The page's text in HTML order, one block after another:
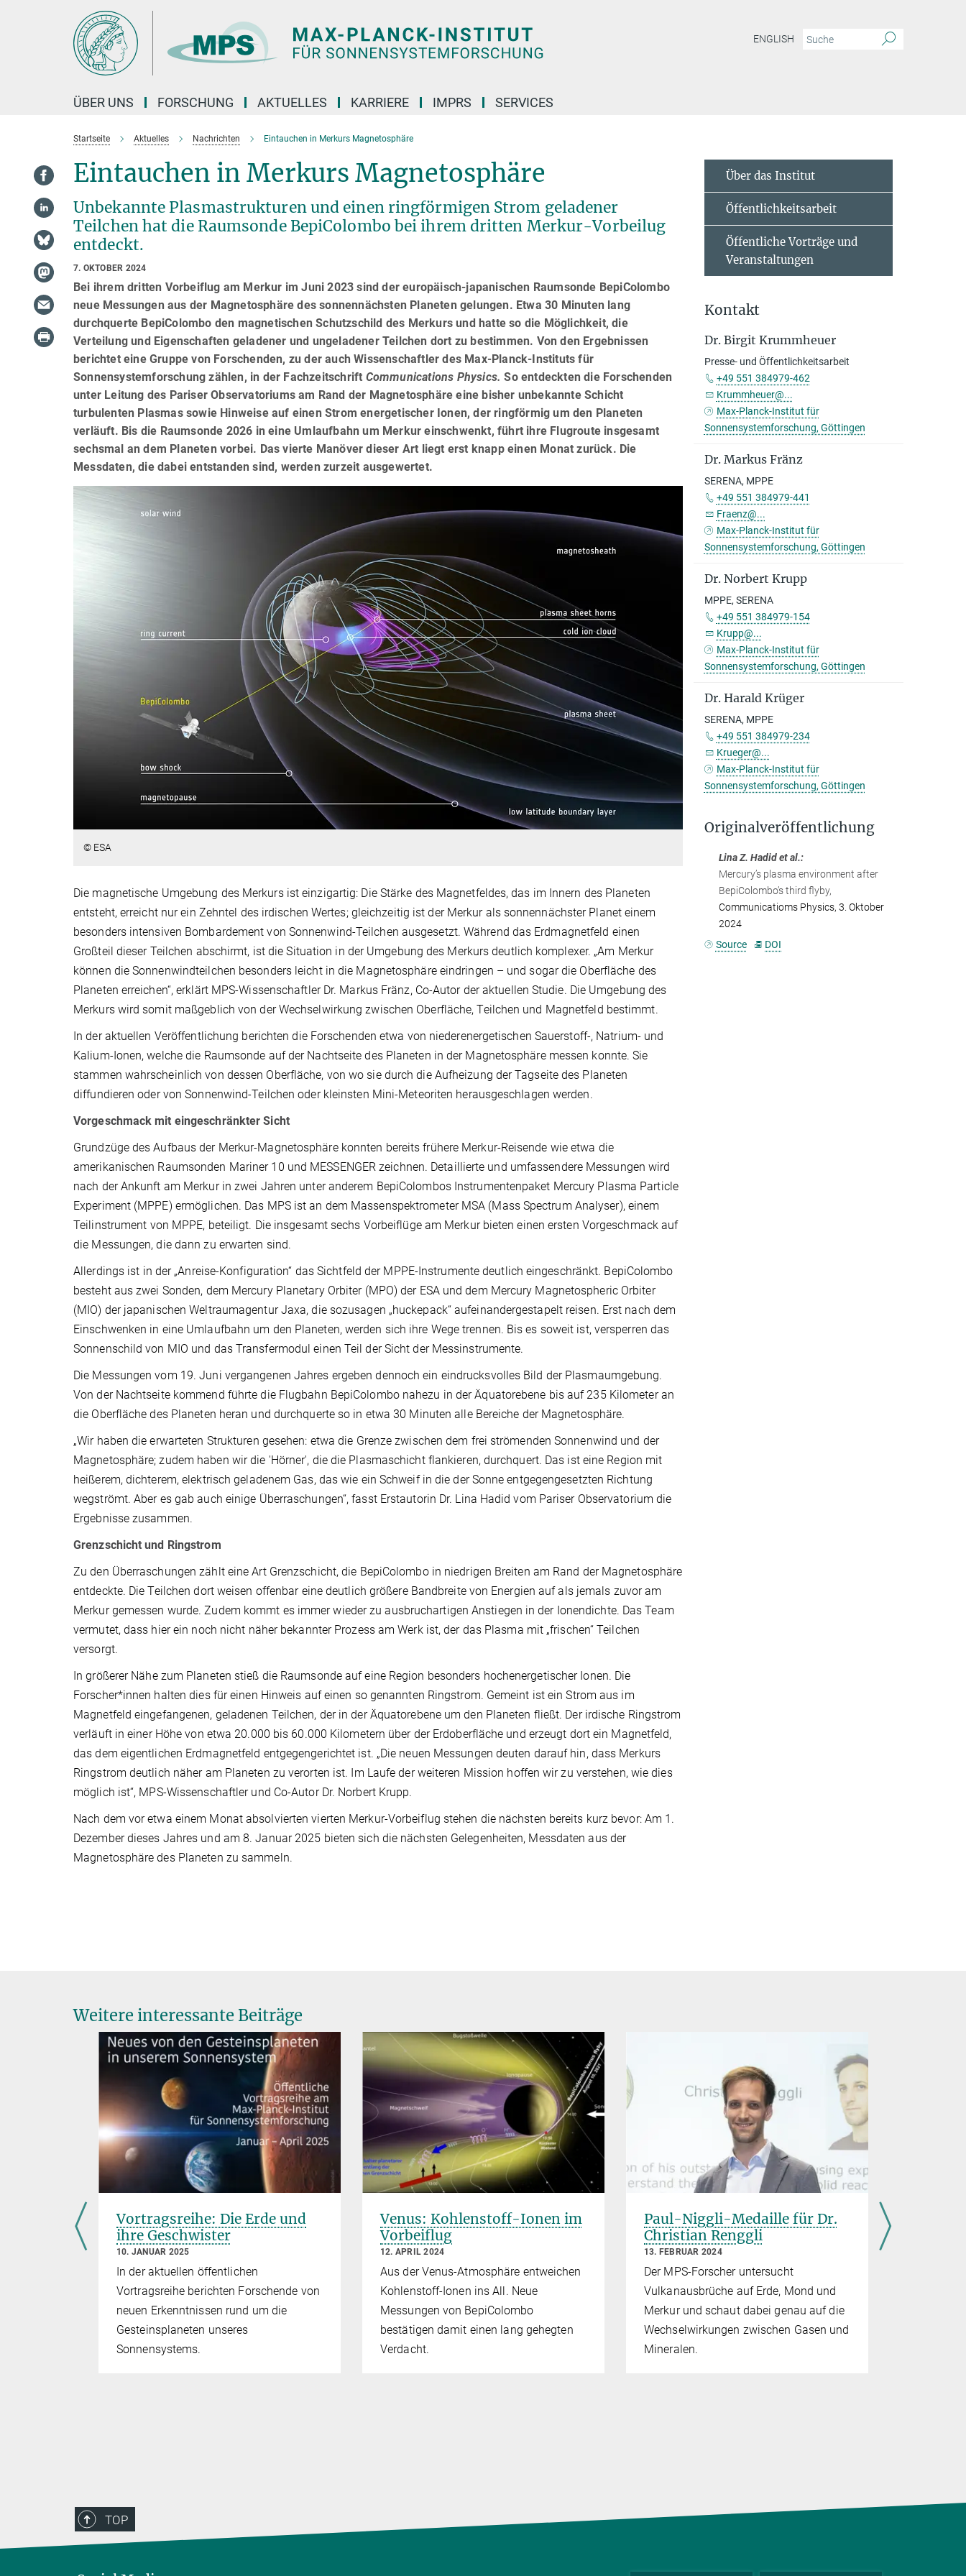
ENGLISH
ÜBER UNS FORSCHUNG AKTUELLES KARRIERE IMPRS SERVICES
Startseite Aktuelles Nachrichten Eintauchen in Merkurs Magnetosphäre
Eintauchen in Merkurs Magnetosphäre
Unbekannte Plasmastrukturen und einen ringförmigen Strom geladener
Teilchen hat die Raumsonde BepiColombo bei ihrem dritten Merkur-Vorbeilug
entdeckt.
7. OKTOBER 2024
Bei ihrem dritten Vorbeiflug am Merkur im Juni 2023 sind der europäisch-japanischen Raumsonde BepiColombo
neue Messungen aus der Magnetosphäre des sonnennächsten Planeten gelungen. Etwa 30 Minuten lang
durchquerte BepiColombo den magnetischen Schutzschild des Merkurs und hatte so die Möglichkeit, die
Verteilung und Eigenschaften geladener und ungeladener Teilchen dort zu bestimmen. Von den Ergebnissen
berichtet eine Gruppe von Forschenden, zu der auch Wissenschaftler des Max-Planck-Instituts für
Sonnensystemforschung zählen, in der Fachzeitschrift Communications Physics. So entdeckten die Forschenden
unter Leitung des Pariser Observatoriums am Rand der Magnetosphäre eine bisher unbekannte Schicht
turbulenten Plasmas sowie Hinweise auf einen Strom energetischer Ionen, der ringförmig um den Planeten
verläuft. Bis die Raumsonde 2026 in eine Umlaufbahn um Merkur einschwenkt, führt ihre Flugroute insgesamt
sechsmal an dem Planeten vorbei. Das vierte Manöver dieser Art liegt erst knapp einen Monat zurück. Die
Messdaten, die dabei entstanden sind, werden zurzeit ausgewertet.
© ESA
Die magnetische Umgebung des Merkurs ist einzigartig: Die Stärke des Magnetfeldes, das im Innern des Planeten
entsteht, erreicht nur ein Zehntel des irdischen Wertes; gleichzeitig ist der Merkur als sonnennächster Planet einem
besonders intensiven Bombardement von Sonnenwind-Teilchen ausgesetzt. Während das Erdmagnetfeld einen
Großteil dieser Teilchen abschirmt, ist die Situation in der Umgebung des Merkurs deutlich komplexer. „Am Merkur
können die Sonnenwindteilchen besonders leicht in die Magnetosphäre eindringen – und sogar die Oberfläche des
Planeten erreichen“, erklärt MPS-Wissenschaftler Dr. Markus Fränz, Co-Autor der aktuellen Studie. Die Umgebung des
Merkurs wird somit maßgeblich von der Wechselwirkung zwischen Oberfläche, Teilchen und Magnetfeld bestimmt.
In der aktuellen Veröffentlichung berichten die Forschenden etwa von niederenergetischen Sauerstoff-, Natrium- und
Kalium-Ionen, welche die Raumsonde auf der Nachtseite des Planeten in der Magnetosphäre messen konnte. Sie
stammen wahrscheinlich von dessen Oberfläche, von wo sie durch die Aufheizung der Tagseite des Planeten
diffundieren oder von Sonnenwind-Teilchen oder kleinsten Mini-Meteoriten herausgeschlagen werden.
Vorgeschmack mit eingeschränkter Sicht
Grundzüge des Aufbaus der Merkur-Magnetosphäre konnten bereits frühere Merkur-Reisende wie etwa die
amerikanischen Raumsonden Mariner 10 und MESSENGER zeichnen. Detaillierte und umfassendere Messungen wird
nach der Ankunft am Merkur in zwei Jahren unter anderem BepiColombos Instrumentenpaket Mercury Plasma Particle
Experiment (MPPE) ermöglichen. Das MPS ist an dem Massenspektrometer MSA (Mass Spectrum Analyser), einem
Teilinstrument von MPPE, beteiligt. Die insgesamt sechs Vorbeiflüge am Merkur bieten einen ersten Vorgeschmack auf
die Messungen, die dann zu erwarten sind.
Allerdings ist in der „Anreise-Konfiguration“ das Sichtfeld der MPPE-Instrumente deutlich eingeschränkt. BepiColombo
besteht aus zwei Sonden, dem Mercury Planetary Orbiter (MPO) der ESA und dem Mercury Magnetospheric Orbiter
(MIO) der japanischen Weltraumagentur Jaxa, die sozusagen „huckepack“ aufeinandergestapelt reisen. Erst nach dem
Einschwenken in eine Umlaufbahn um den Planeten, werden sich ihre Wege trennen. Bis es soweit ist, versperren das
Sonnenschild von MIO und das Transfermodul einen Teil der Sicht der Messinstrumente.
Die Messungen vom 19. Juni vergangenen Jahres ergeben dennoch ein eindrucksvolles Bild der Plasmaumgebung.
Von der Nachtseite kommend führte die Flugbahn BepiColombo nahezu in der Äquatorebene bis auf 235 Kilometer an
die Oberfläche des Planeten heran und durchquerte so in etwa 30 Minuten alle Bereiche der Magnetosphäre.
„Wir haben die erwarteten Strukturen gesehen: etwa die Grenze zwischen dem frei strömenden Sonnenwind und der
Magnetosphäre; zudem haben wir die 'Hörner', die die Plasmaschicht flankieren, durchquert. Das ist eine Region mit
heißerem, dichterem, elektrisch geladenem Gas, das wie ein Schweif in die der Sonne entgegengesetzten Richtung
wegströmt. Aber es gab auch einige Überraschungen“, fasst Erstautorin Dr. Lina Hadid vom Pariser Observatorium die
Ergebnisse zusammen.
Grenzschicht und Ringstrom
Zu den Überraschungen zählt eine Art Grenzschicht, die BepiColombo in niedrigen Breiten am Rand der Magnetosphäre
entdeckte. Die Teilchen dort weisen offenbar eine deutlich größere Bandbreite von Energien auf als jemals zuvor am
Merkur gemessen wurde. Zudem kommt es immer wieder zu ausbruchartigen Anstiegen in der Ionendichte. Das Team
vermutet, dass hier ein noch nicht näher bekannter Prozess am Werk ist, der das Plasma mit „frischen“ Teilchen
versorgt.
In größerer Nähe zum Planeten stieß die Raumsonde auf eine Region besonders hochenergetischer Ionen. Die
Forscher*innen halten dies für einen Hinweis auf einen so genannten Ringstrom. Gemeint ist ein Strom aus im
Magnetfeld eingefangenen, geladenen Teilchen, der in der Äquatorebene um den Planeten fließt. Der irdische Ringstrom
verläuft in einer Höhe von etwa 20.000 bis 60.000 Kilometern über der Erdoberfläche und erzeugt dort ein Magnetfeld,
das dem eigentlichen Erdmagnetfeld entgegengerichtet ist. „Die neuen Messungen deuten darauf hin, dass Merkurs
Ringstrom deutlich näher am Planeten zu verorten ist. Im Laufe der weiteren Mission hoffen wir zu verstehen, wie dies
möglich ist“, MPS-Wissenschaftler und Co-Autor Dr. Norbert Krupp.
Nach dem vor etwa einem Monat absolvierten vierten Merkur-Vorbeiflug stehen die nächsten bereits kurz bevor: Am 1.
Dezember dieses Jahres und am 8. Januar 2025 bieten sich die nächsten Gelegenheiten, Messdaten aus der
Magnetosphäre des Planeten zu sammeln.
Über das Institut
Öffentlichkeitsarbeit
Öffentliche Vorträge und
Veranstaltungen
Kontakt
Dr. Birgit Krummheuer
Presse- und Öffentlichkeitsarbeit
+49 551 384979-462
Krummheuer@...
Max-Planck-Institut für
Sonnensystemforschung, Göttingen
Dr. Markus Fränz
SERENA, MPPE
+49 551 384979-441
Fraenz@...
Max-Planck-Institut für
Sonnensystemforschung, Göttingen
Dr. Norbert Krupp
MPPE, SERENA
+49 551 384979-154
Krupp@...
Max-Planck-Institut für
Sonnensystemforschung, Göttingen
Dr. Harald Krüger
SERENA, MPPE
+49 551 384979-234
Krueger@...
Max-Planck-Institut für
Sonnensystemforschung, Göttingen
Originalveröffentlichung
Lina Z. Hadid et al.:
Mercury’s plasma environment after
BepiColombo’s third flyby,
Communicatioms Physics, 3. Oktober
2024
Source
DOI
Weitere interessante Beiträge
Vortragsreihe: Die Erde und
ihre Geschwister
10. JANUAR 2025
In der aktuellen öffentlichen
Vortragsreihe berichten Forschende von
neuen Erkenntnissen rund um die
Gesteinsplaneten unseres
Sonnensystems.
Venus: Kohlenstoff-Ionen im
Vorbeiflug
12. APRIL 2024
Aus der Venus-Atmosphäre entweichen
Kohlenstoff-Ionen ins All. Neue
Messungen von BepiColombo
bestätigen damit einen lang gehegten
Verdacht.
Paul-Niggli-Medaille für Dr.
Christian Renggli
13. FEBRUAR 2024
Der MPS-Forscher untersucht
Vulkanausbrüche auf Erde, Mond und
Merkur und schaut dabei genau auf die
Wechselwirkungen zwischen Gasen und
Mineralen.
TOP